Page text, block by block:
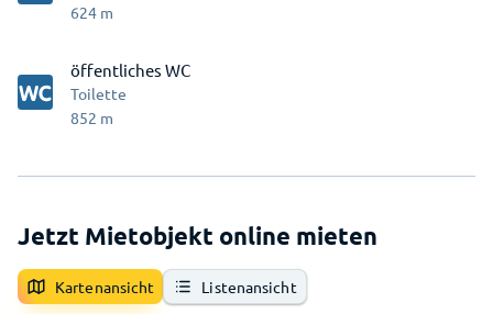
624 m
öffentliches WC
Toilette
852 m
Jetzt Mietobjekt online mieten
Kartenansicht Listenansicht